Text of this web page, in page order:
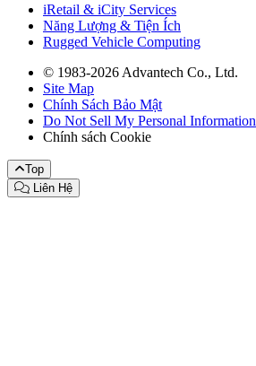
iRetail & iCity Services
Năng Lượng & Tiện Ích
Rugged Vehicle Computing
© 1983-2026 Advantech Co., Ltd.
Site Map
Chính Sách Bảo Mật
Do Not Sell My Personal Information
Chính sách Cookie
Top
Liên Hệ